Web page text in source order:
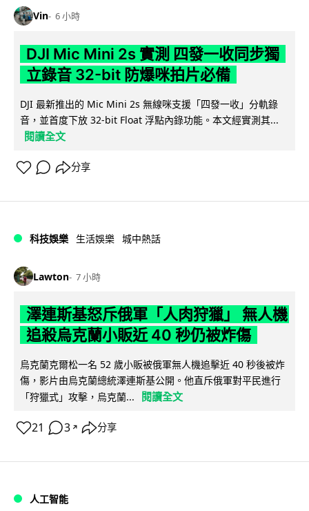
Vin 6 小時
DJI Mic Mini 2s 實測 四發一收同步獨
立錄音 32-bit 防爆咪拍片必備
DJI 最新推出的 Mic Mini 2s 無線咪支援「四發一收」分軌錄
音，並首度下放 32-bit Float 浮點內錄功能。本文經實測其...
閱讀全文
分享
科技娛樂 生活娛樂 城中熱話
Lawton 7 小時
澤連斯基怒斥俄軍「人肉狩獵」 無人機
追殺烏克蘭小販近 40 秒仍被炸傷
烏克蘭克爾松一名 52 歲小販被俄軍無人機追擊近 40 秒後被炸
傷，影片由烏克蘭總統澤連斯基公開。他直斥俄軍對平民進行
「狩獵式」攻擊，烏克蘭...
閱讀全文
21 3 ↗ 分享
人工智能